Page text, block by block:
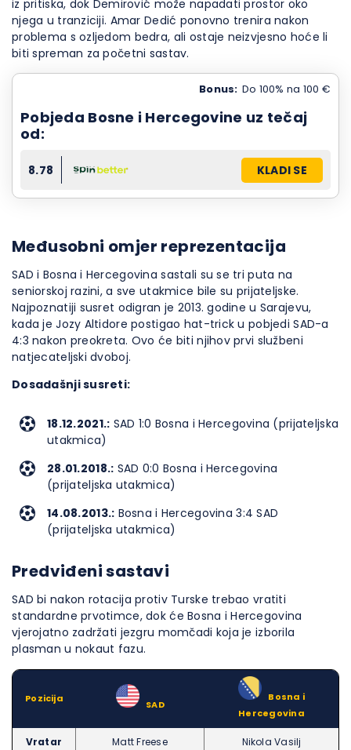
iz pritiska, dok Demirović može napadati prostor oko
njega u tranziciji. Amar Dedić ponovno trenira nakon
problema s ozljedom bedra, ali ostaje neizvjesno hoće li
biti spreman za početni sastav.
Bonus: Do 100% na 100 €
Pobjeda Bosne i Hercegovine uz tečaj
od:
8.78 KLADI SE
Međusobni omjer reprezentacija
SAD i Bosna i Hercegovina sastali su se tri puta na
seniorskoj razini, a sve utakmice bile su prijateljske.
Najpoznatiji susret odigran je 2013. godine u Sarajevu,
kada je Jozy Altidore postigao hat-trick u pobjedi SAD-a
4:3 nakon preokreta. Ovo će biti njihov prvi službeni
natjecateljski dvoboj.
Dosadašnji susreti:
18.12.2021.: SAD 1:0 Bosna i Hercegovina (prijateljska
utakmica)
28.01.2018.: SAD 0:0 Bosna i Hercegovina
(prijateljska utakmica)
14.08.2013.: Bosna i Hercegovina 3:4 SAD
(prijateljska utakmica)
Predviđeni sastavi
SAD bi nakon rotacija protiv Turske trebao vratiti
standardne prvotimce, dok će Bosna i Hercegovina
vjerojatno zadržati jezgru momčadi koja je izborila
plasman u nokaut fazu.
Pozicija SAD
Bosna i
Hercegovina
Vratar Matt Freese Nikola Vasilj